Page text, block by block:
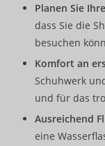
Planen Sie
dass Sie die
besuchen
Komfort an
Schuhwerk
und für das
Ausreichend
eine